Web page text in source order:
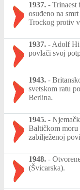
1937. - Trinaest
osuđeno na
Trockog protiv
1937. - Adolf
povlači svoj
1943. -
svetskom ratu
Berlina.
1945. -
Baltičkom moru
zabilježenoj
1948. -
(Švicarska).